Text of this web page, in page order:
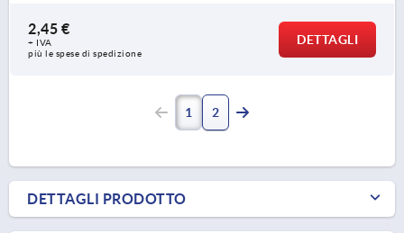
2,45 €
+ IVA
più le spese di spedizione
DETTAGLI
1 2
DETTAGLI PRODOTTO